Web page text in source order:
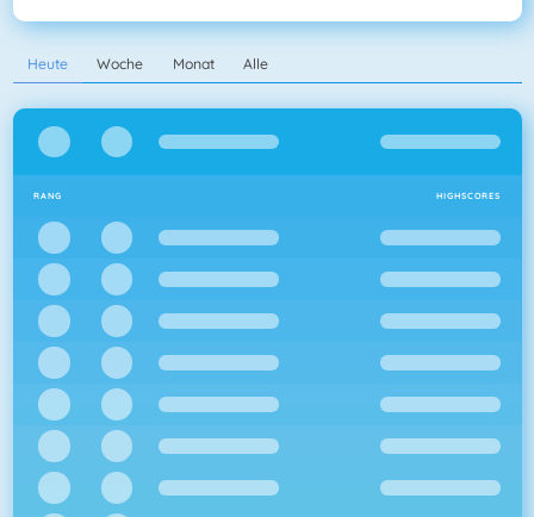
Heute Woche Monat Alle
RANG HIGHSCORES